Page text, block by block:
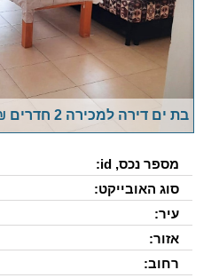
בת ים דירה למכירה 2 חדרים 1,550,000₪
מספר נכס, id:
סוג האובייקט:
עיר:
אזור:
רחוב: